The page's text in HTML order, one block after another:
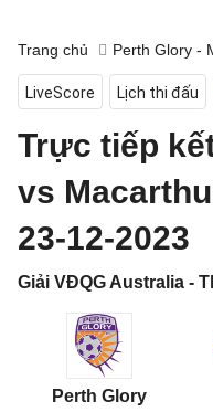
Trang chủ Perth Glory -
LiveScore Lịch thi đấu
Trực tiếp
vs
23-12-2023
Giải VĐQG Australia -
Perth Glory